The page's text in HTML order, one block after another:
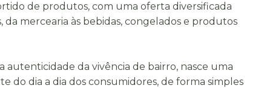
de produtos, com uma oferta diversificada
da mercearia às bebidas, congelados e produtos
autenticidade da vivência de bairro, nasce uma
do dia a dia dos consumidores, de forma simples